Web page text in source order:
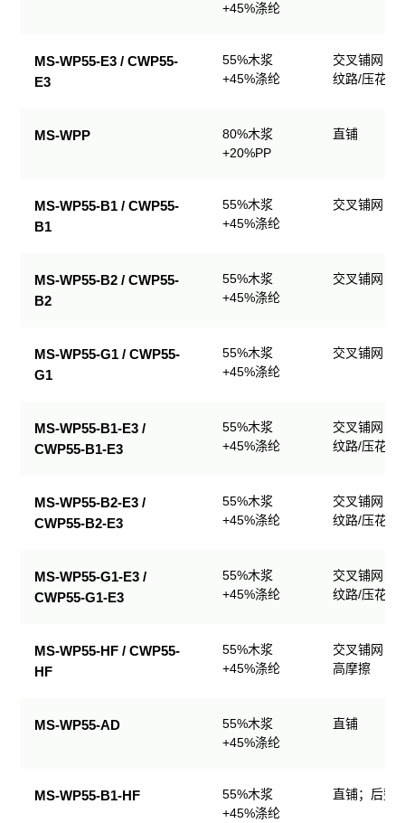
+45%涤纶
MS-WP55-E3 / CWP55-
E3
55%木浆
+45%涤纶
交叉铺网；
纹路/压花
MS-WPP
80%木浆
+20%PP
直铺
MS-WP55-B1 / CWP55-
B1
55%木浆
+45%涤纶
交叉铺网；
MS-WP55-B2 / CWP55-
B2
55%木浆
+45%涤纶
交叉铺网；
MS-WP55-G1 / CWP55-
G1
55%木浆
+45%涤纶
交叉铺网；
MS-WP55-B1-E3 /
CWP55-B1-E3
55%木浆
+45%涤纶
交叉铺网；
纹路/压花
MS-WP55-B2-E3 /
CWP55-B2-E3
55%木浆
+45%涤纶
交叉铺网；
纹路/压花
MS-WP55-G1-E3 /
CWP55-G1-E3
55%木浆
+45%涤纶
交叉铺网；
纹路/压花
MS-WP55-HF / CWP55-
HF
55%木浆
+45%涤纶
交叉铺网；
高摩擦
MS-WP55-AD
55%木浆
+45%涤纶
直铺
MS-WP55-B1-HF
55%木浆
+45%涤纶
直铺；后整